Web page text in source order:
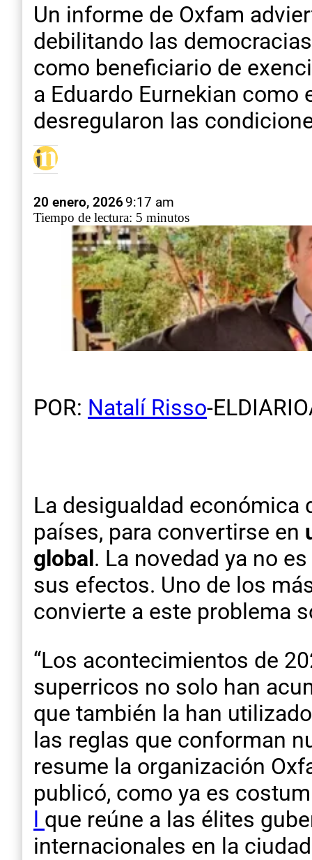
Un informe de Oxfam
debilitando las
como beneficiario de
a Eduardo Eurnekian
desregularon las
20 enero, 20269:17 am
Tiempo de lectura: 5 minutos
POR: Natalí Risso-
La desigualdad económica
países, para convertirse en
global. La novedad ya no
sus efectos. Uno de los
convierte a este problema
“Los acontecimientos de
superricos no solo han
que también la han
las reglas que conforman
resume la organización
publicó, como ya es
l que reúne a las élites
internacionales en la